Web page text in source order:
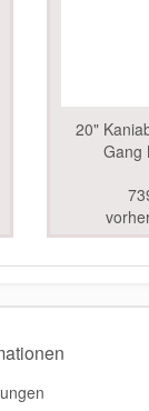
20"
Gang